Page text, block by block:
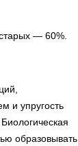
— 60%.
и упругость
образовывать